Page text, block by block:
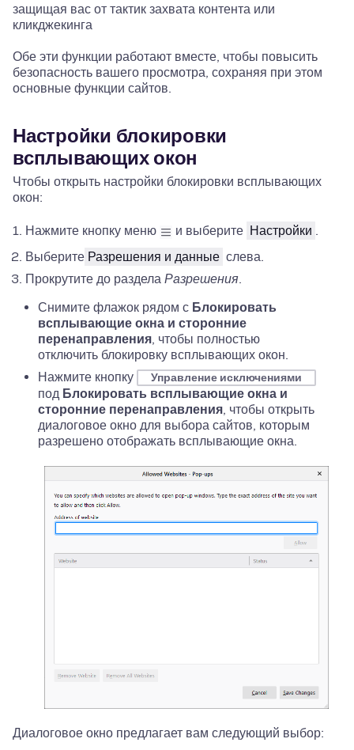
защищая вас от тактик захвата контента или
кликджекинга
Обе эти функции работают вместе, чтобы повысить
безопасность вашего просмотра, сохраняя при этом
основные функции сайтов.
Настройки блокировки
всплывающих окон
Чтобы открыть настройки блокировки всплывающих
окон:
Нажмите кнопку меню и выберите Настройки .
Выберите Разрешения и данные слева.
Прокрутите до раздела Разрешения.
Снимите флажок рядом с Блокировать
всплывающие окна и сторонние
перенаправления, чтобы полностью
отключить блокировку всплывающих окон.
Нажмите кнопку Управление исключениями
под Блокировать всплывающие окна и
сторонние перенаправления, чтобы открыть
диалоговое окно для выбора сайтов, которым
разрешено отображать всплывающие окна.
Диалоговое окно предлагает вам следующий выбор: